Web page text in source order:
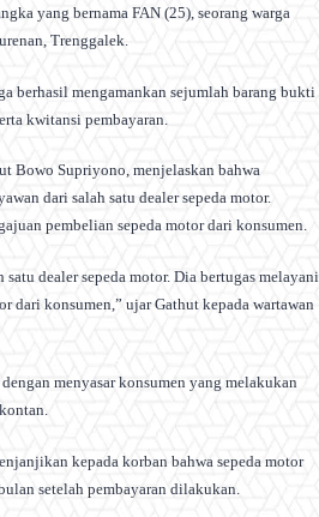
yang bernama FAN (25), seorang warga
Trenggalek.
berhasil mengamankan sejumlah barang bukti
kwitansi pembayaran.
Bowo Supriyono, menjelaskan bahwa
dari salah satu dealer sepeda motor.
pembelian sepeda motor dari konsumen.
dealer sepeda motor. Dia bertugas melayani
dari konsumen,” ujar Gathut kepada wartawan
menyasar konsumen yang melakukan
kepada korban bahwa sepeda motor
setelah pembayaran dilakukan.